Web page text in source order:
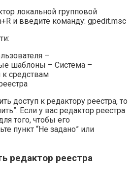
локальной групповой
и введите команду: gpedit.msc
–
шаблоны – Система –
к средствам
доступ к редактору реестра, то
Если у вас редактор реестра
того, чтобы его
пункт “Не задано” или
редактор реестра